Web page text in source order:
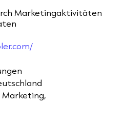
Marketingaktivitäten
Marketing,